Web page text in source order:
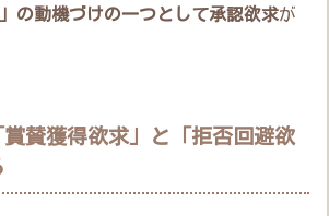
」の動機づけの一つとして承認欲求が
賛獲得欲求」と「拒否回避欲